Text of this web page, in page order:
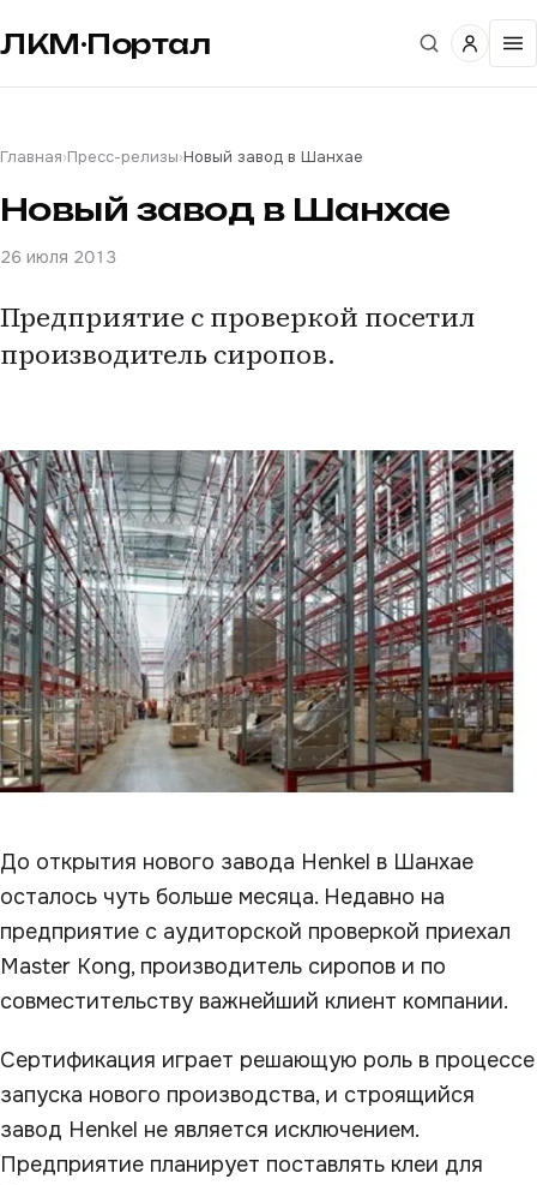
ЛКМ·Портал
Главная›Пресс-релизы›Новый завод в Шанхае
Новый завод в Шанхае
26 июля 2013
Предприятие с проверкой посетил
производитель сиропов.
До открытия нового завода Henkel в Шанхае
осталось чуть больше месяца. Недавно на
предприятие с аудиторской проверкой приехал
Master Kong, производитель сиропов и по
совместительству важнейший клиент компании.
Сертификация играет решающую роль в процессе
запуска нового производства, и строящийся
завод Henkel не является исключением.
Предприятие планирует поставлять клеи для